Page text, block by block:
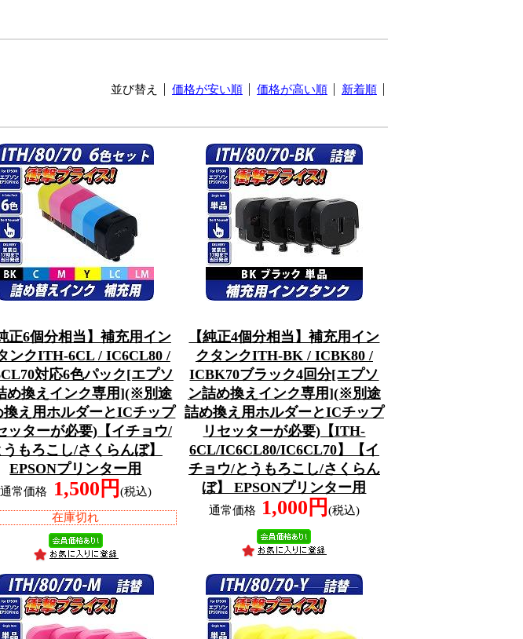
並び替え 価格が安い順 価格が高い順 新着順
正6個分相当】補充用イン
ンクITH-6CL / IC6CL80 /
対応6色パック[エプソ
め換えインク専用](※別途
換え用ホルダーとICチップ
ッターが必要)【イチョウ/
うもろこし/さくらんぼ】
EPSONプリンター用
通常価格 1,500円 (税込)
在庫切れ
【純正4個分相当】補充用イン
クタンクITH-BK / ICBK80 /
ICBK70ブラック4回分[エプソ
ン詰め換えインク専用](※別途
詰め換え用ホルダーとICチップ
リセッターが必要)【ITH-
6CL/IC6CL80/IC6CL70】【イ
チョウ/とうもろこし/さくらん
ぼ】 EPSONプリンター用
通常価格 1,000円(税込)